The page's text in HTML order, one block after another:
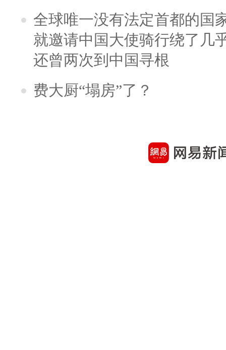
全球唯一没有法定首都的国
就邀请中国大使骑行绕了几
还曾两次到中国寻根
费大厨“塌房”了？